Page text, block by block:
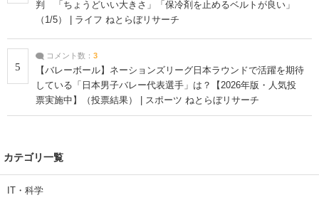
判 「ちょうどいい大きさ」「保冷剤を止めるベルトが良い」
（1/5） | ライフ ねとらぼリサーチ
5
コメント数： 3
【バレーボール】ネーションズリーグ日本ラウンドで活躍を期待
している「日本男子バレー代表選手」は？【2026年版・人気投
票実施中】（投票結果） | スポーツ ねとらぼリサーチ
カテゴリ一覧
IT・科学